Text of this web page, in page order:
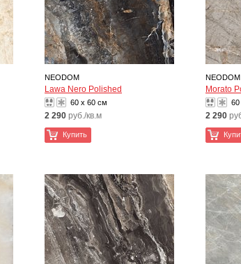
NEODOM
Lawa Nero Polished
60 x 60 см
2 290 руб./кв.м
Купить
NEODOM
Morato
2 290